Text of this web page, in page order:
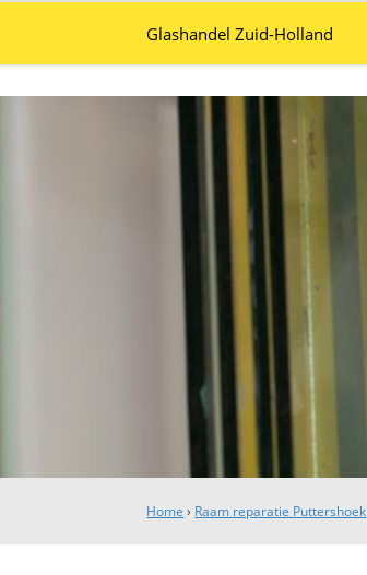
Glashandel Zuid-Holland
Home › Raam reparatie Puttershoek